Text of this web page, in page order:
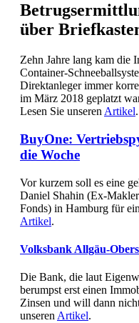
über
Zehn Jahre lang kam die
Container-
Direktanleger immer
im März 2018 geplatzt
Lesen Sie unseren Artikel.
BuyOne:
die Woche
Vor kurzem soll es eine
Daniel Shahin (Ex-
Fonds) in Hamburg für
Artikel.
Volksbank Allgäu-
Die Bank, die laut
berumpst erst einen
Zinsen und will dann
unseren Artikel.